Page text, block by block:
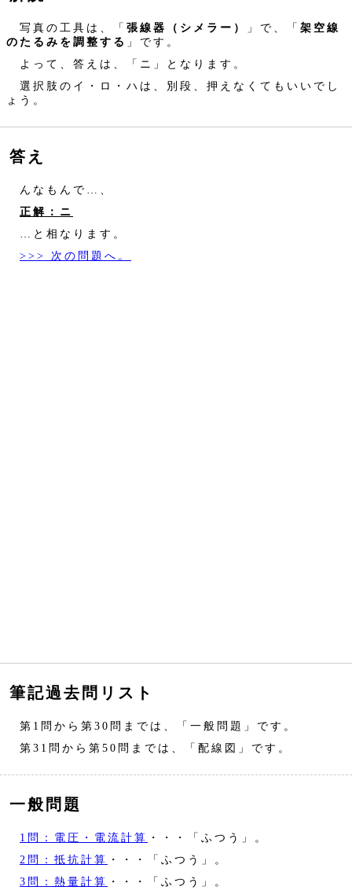
写真の工具は、「 張線器（シメラー） 」で、「 架空線
のたるみを調整する 」です。
よって、答えは、「ニ」となります。
選択肢のイ・ロ・ハは、別段、押えなくてもいいでし
ょう。
答え
んなもんで…、
正解：ニ
…と相なります。
>>> 次の問題へ。
筆記過去問リスト
第1問から第30問までは、「一般問題」です。
第31問から第50問までは、「配線図」です。
一般問題
1問：電圧・電流計算 ・・・「ふつう」。
2問：抵抗計算 ・・・「ふつう」。
3問：熱量計算 ・・・「ふつう」。